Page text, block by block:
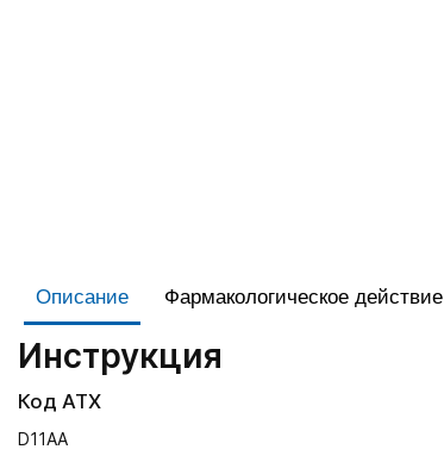
Описание Фармакологическое действие
Инструкция
Код АТХ
D11AА